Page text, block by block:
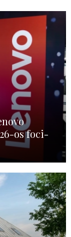
os foci-